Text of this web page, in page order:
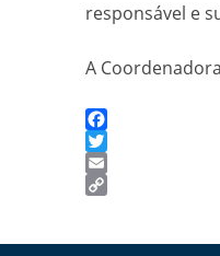
responsável e
A
Facebook
Twitter
Email